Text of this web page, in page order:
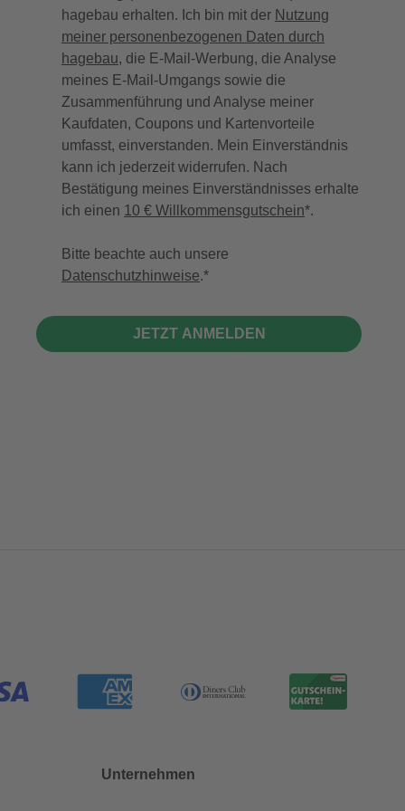
hagebau erhalten. Ich bin mit der Nutzung
meiner personenbezogenen Daten durch
hagebau, die E-Mail-Werbung, die Analyse
meines E-Mail-Umgangs sowie die
Zusammenführung und Analyse meiner
Kaufdaten, Coupons und Kartenvorteile
umfasst, einverstanden. Mein Einverständnis
kann ich jederzeit widerrufen. Nach
Bestätigung meines Einverständnisses erhalte
ich einen 10 € Willkommensgutschein*.
Bitte beachte auch unsere
Datenschutzhinweise.
JETZT ANMELDEN
Unternehmen